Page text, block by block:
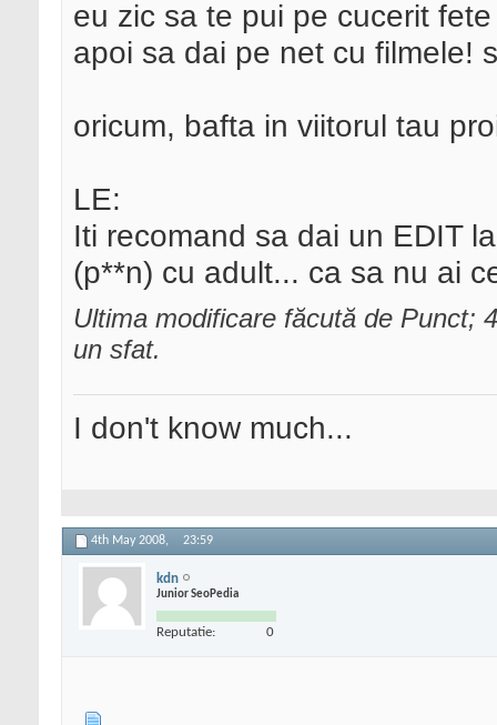
eu zic sa te pui pe cucerit
apoi sa dai pe net cu filmele!
oricum, bafta in viitorul tau
LE:
Iti recomand sa dai un EDIT
(p**n) cu adult... ca sa nu ai
Ultima modificare făcută de Punct;
un sfat.
I don't know much...
4th May 2008, 23:59
kdn
Junior SeoPedia
Reputatie: 0